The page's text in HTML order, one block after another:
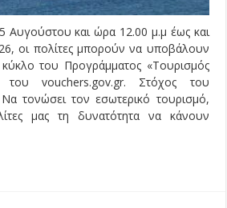
Αυγούστου και ώρα 12.00 μ.μ έως και
οι πολίτες μπορούν να υποβάλουν
κύκλο του Προγράμματος «Τουρισμός
vouchers.gov.gr. Στόχος του
Να τονώσει τον εσωτερικό τουρισμό,
μας τη δυνατότητα να κάνουν